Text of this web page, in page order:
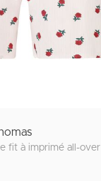
fit à imprimé all-over